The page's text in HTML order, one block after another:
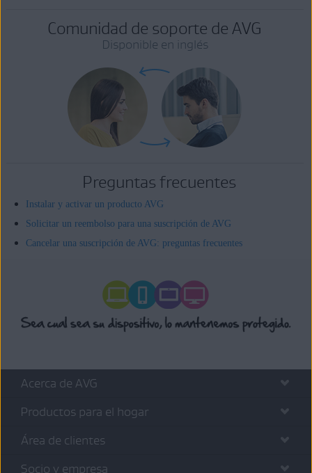
Comunidad de soporte de AVG
Disponible en inglés
Preguntas frecuentes
Instalar y activar un producto AVG
Solicitar un reembolso para una suscripción de AVG
Cancelar una suscripción de AVG: preguntas frecuentes
Acerca de AVG
Productos para el hogar
Área de clientes
Socio y empresa